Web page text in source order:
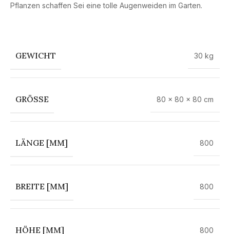
Pflanzen schaffen Sei eine tolle Augenweiden im Garten.
GEWICHT 30 kg
GRÖSSE 80 × 80 × 80 cm
LÄNGE [MM] 800
BREITE [MM] 800
HÖHE [MM] 800